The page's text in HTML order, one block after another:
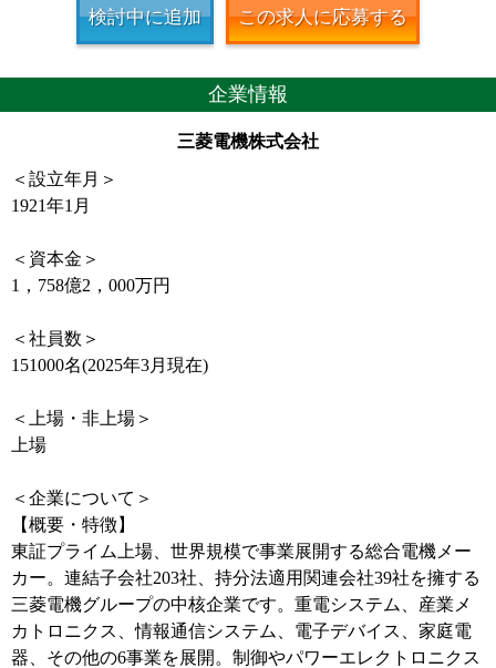
検討中に追加 この求人に応募する
企業情報
三菱電機株式会社
＜設立年月＞
1921年1月
＜資本金＞
1，758億2，000万円
＜社員数＞
151000名(2025年3月現在)
＜上場・非上場＞
上場
＜企業について＞
【概要・特徴】
東証プライム上場、世界規模で事業展開する総合電機メー
カー。連結子会社203社、持分法適用関連会社39社を擁する
三菱電機グループの中核企業です。重電システム、産業メ
カトロニクス、情報通信システム、電子デバイス、家庭電
器、その他の6事業を展開。制御やパワーエレクトロニクス